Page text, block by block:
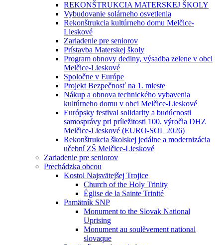
REKONŠTRUKCIA MATERSKEJ ŠKOLY
Vybudovanie solárneho osvetlenia
Rekonštrukcia kultúrneho domu Melčice-
Lieskové
Zariadenie pre seniorov
Prístavba Materskej školy
Program obnovy dediny, výsadba zelene v obci
Melčice-Lieskové
Spoločne v Európe
Projekt Bezpečnosť na 1. mieste
Nákup a obnova technického vybavenia
kultúrneho domu v obci Melčice-Lieskové
Európsky festival solidarity a budúcnosti
samosprávy pri príležitosti 100. výročia DHZ
Melčice-Lieskové (EURO-SOL 2026)
Rekonštrukcia školskej jedálne a modernizácia
učební ZŠ Melčice-Lieskové
Zariadenie pre seniorov
Prechádzka obcou
Kostol Najsvätejšej Trojice
Church of the Holy Trinity
Église de la Sainte Trinité
Pamätník SNP
Monument to the Slovak National
Uprising
Monument au soulèvement national
slovaque